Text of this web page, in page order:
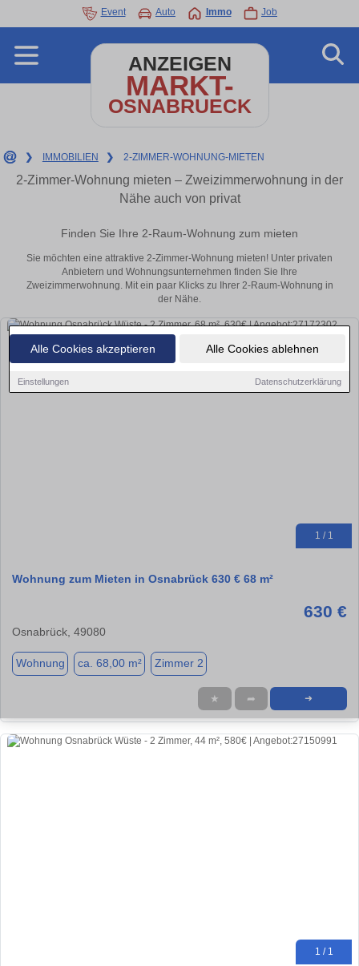
Alle Cookies akzeptieren Alle Cookies ablehnen
Einstellungen Datenschutzerklärung
Event Auto Immo Job
ANZEIGEN
MARKT-
OSNABRUECK
❯ IMMOBILIEN ❯ 2-ZIMMER-WOHNUNG-MIETEN
2-Zimmer-Wohnung mieten – Zweizimmerwohnung in der
Nähe auch von privat
Finden Sie Ihre 2-Raum-Wohnung zum mieten
Sie möchten eine attraktive 2-Zimmer-Wohnung mieten! Unter privaten
Anbietern und Wohnungsunternehmen finden Sie Ihre
Zweizimmerwohnung. Mit ein paar Klicks zu Ihrer 2-Raum-Wohnung in
der Nähe.
1 / 1
Wohnung zum Mieten in Osnabrück 630 € 68 m²
630 €
Osnabrück, 49080
Wohnung ca. 68,00 m² Zimmer 2
★ ➦ ➜
1 / 1